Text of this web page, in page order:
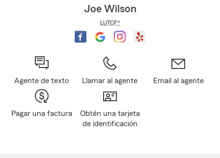
Joe Wilson
LUTCF®
Agente de texto Llamar al agente Email al agente
Pagar una factura
Obtén una tarjeta
de identificación